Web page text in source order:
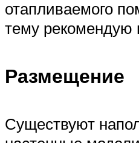
отапливаемого
тему рекомендую
Размещение
Существуют